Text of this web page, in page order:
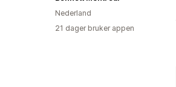
Nederland
21 dager bruker appen